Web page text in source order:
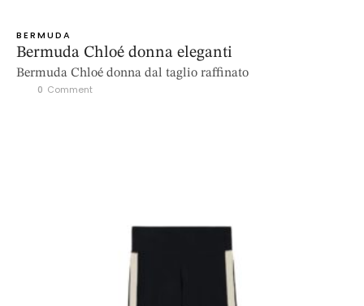
BERMUDA
Bermuda Chloé donna eleganti
Bermuda Chloé donna dal taglio raffinato
0 Comment